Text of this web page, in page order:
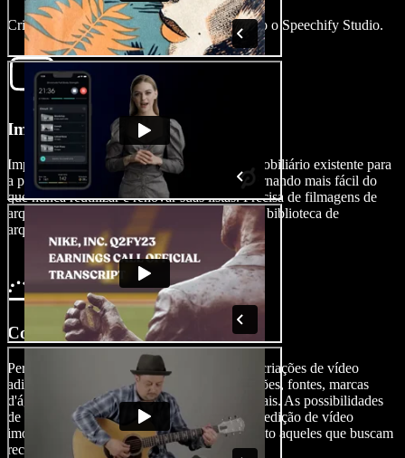
Crie um vídeo imobiliário em minutos usando o Speechify Studio.
Importe Seu Vídeo
Importe facilmente seu conteúdo de vídeo imobiliário existente para
a plataforma tocando em Imagens/Vídeos, tornando mais fácil do
que nunca reutilizar e renovar suas listas. Precisa de filmagens de
arquivo? Sem problemas. Navegue em nossa biblioteca de
arquivos.
Construa Seu Vídeo
Personalize seus vídeos de listagem e outras criações de vídeo
adicionando efeitos de vídeo com IA, transições, fontes, marcas
d'água, áudio, legendas, narrações e muito mais. As possibilidades
de edição são ilimitadas, com ferramentas de edição de vídeo
imobiliário que atendem tanto iniciantes quanto aqueles que buscam
recursos avançados.